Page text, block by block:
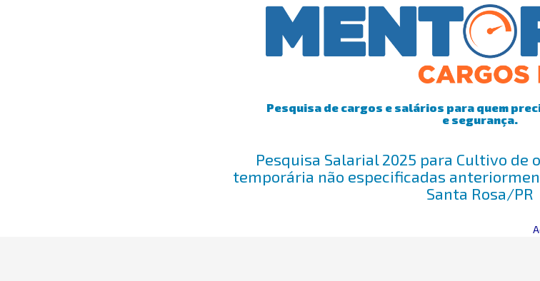
Pesquisa de cargos e salários para quem
e segurança.
Pesquisa Salarial 2025 para Cultivo de
temporária não especificadas
Santa Rosa/PR